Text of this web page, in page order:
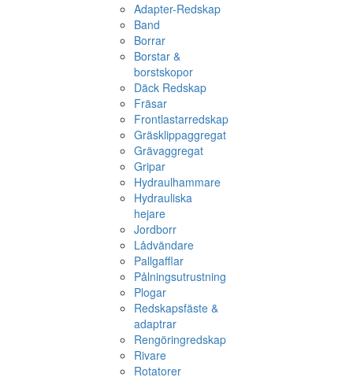
Adapter-Redskap
Band
Borrar
Borstar &
borstskopor
Däck Redskap
Fräsar
Frontlastarredskap
Gräsklippaggregat
Grävaggregat
Gripar
Hydraulhammare
Hydrauliska
hejare
Jordborr
Lådvändare
Pallgafflar
Pålningsutrustning
Plogar
Redskapsfäste &
adaptrar
Rengöringredskap
Rivare
Rotatorer